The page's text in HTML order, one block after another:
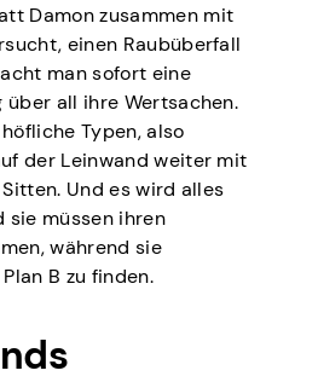
Damon zusammen mit
einen Raubüberfall
man sofort eine
über all ihre Wertsachen.
Typen, also
der Leinwand weiter mit
Und es wird alles
sie müssen ihren
während sie
B zu finden.